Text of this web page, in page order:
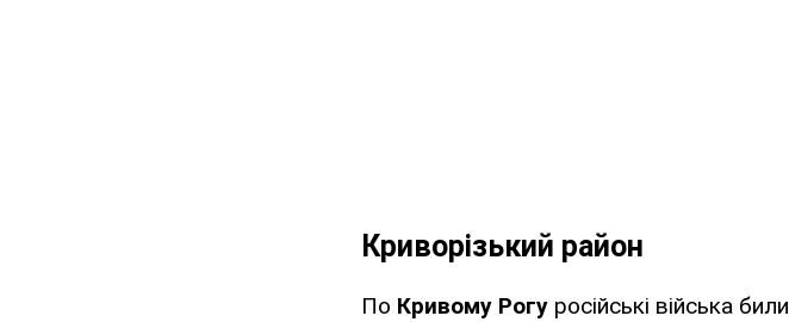
Криворізький район
По Кривому Рогу російські війська били